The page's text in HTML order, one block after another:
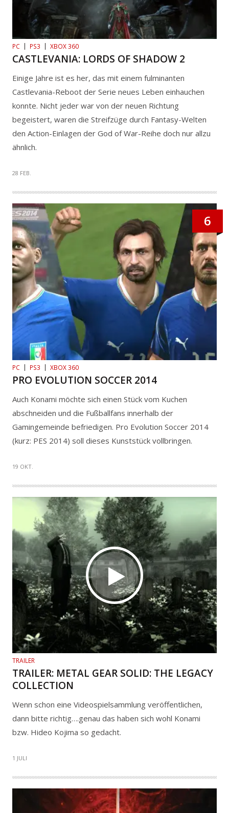
PC PS3 XBOX 360
CASTLEVANIA: LORDS OF SHADOW 2
Einige Jahre ist es her, das mit einem fulminanten
Castlevania-Reboot der Serie neues Leben einhauchen
konnte. Nicht jeder war von der neuen Richtung
begeistert, waren die Streifzüge durch Fantasy-Welten
den Action-Einlagen der God of War-Reihe doch nur allzu
ähnlich.
28 FEB.
6
PC PS3 XBOX 360
PRO EVOLUTION SOCCER 2014
Auch Konami möchte sich einen Stück vom Kuchen
abschneiden und die Fußballfans innerhalb der
Gamingemeinde befriedigen. Pro Evolution Soccer 2014
(kurz: PES 2014) soll dieses Kunststück vollbringen.
19 OKT.
TRAILER
TRAILER: METAL GEAR SOLID: THE LEGACY
COLLECTION
Wenn schon eine Videospielsammlung veröffentlichen,
dann bitte richtig….genau das haben sich wohl Konami
bzw. Hideo Kojima so gedacht.
1 JULI